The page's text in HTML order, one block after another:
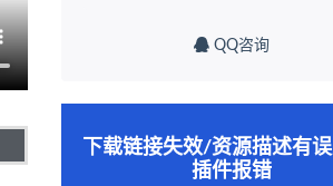
QQ咨询
下载链接失效/资源描述有
插件报错